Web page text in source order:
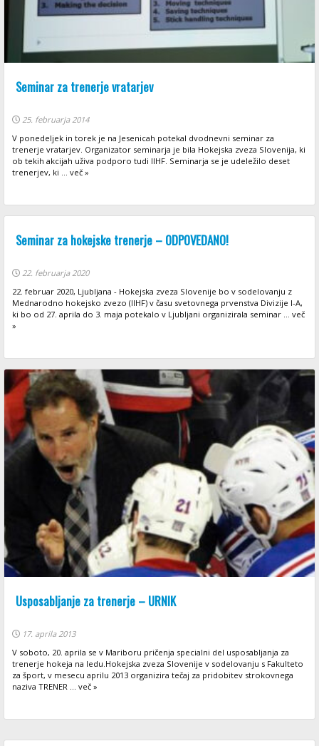
Seminar za trenerje vratarjev
25. februarja 2014
V ponedeljek in torek je na Jesenicah potekal dvodnevni seminar za
trenerje vratarjev. Organizator seminarja je bila Hokejska zveza Slovenija, ki
ob tekih akcijah uživa podporo tudi IIHF. Seminarja se je udeležilo deset
trenerjev, ki ... več »
Seminar za hokejske trenerje – ODPOVEDANO!
22. februarja 2020
22. februar 2020, Ljubljana - Hokejska zveza Slovenije bo v sodelovanju z
Mednarodno hokejsko zvezo (IIHF) v času svetovnega prvenstva Divizije I-A,
ki bo od 27. aprila do 3. maja potekalo v Ljubljani organizirala seminar ... več
»
Usposabljanje za trenerje – URNIK
17. aprila 2013
V soboto, 20. aprila se v Mariboru pričenja specialni del usposabljanja za
trenerje hokeja na ledu.Hokejska zveza Slovenije v sodelovanju s Fakulteto
za šport, v mesecu aprilu 2013 organizira tečaj za pridobitev strokovnega
naziva TRENER ... več »